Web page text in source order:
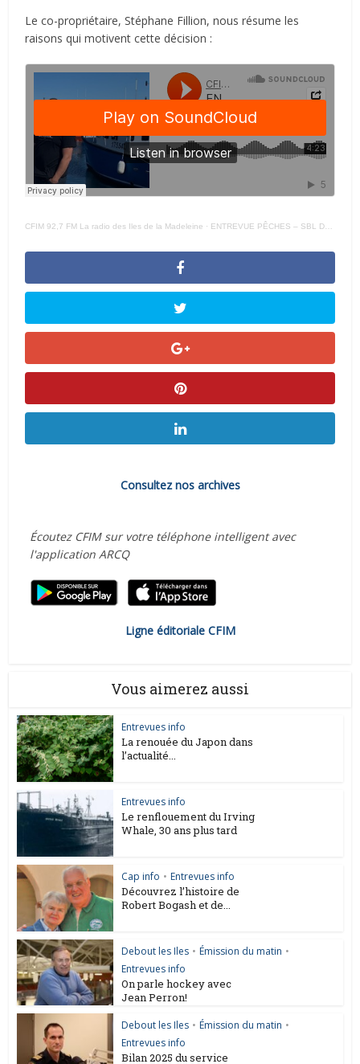
Le co-propriétaire, Stéphane Fillion, nous résume les
raisons qui motivent cette décision :
CFIM 92,7 FM La radio des Iles de la Madeleine · ENTREVUE PÊCHES – SBL DÉMÉNAGE STÉPHANE FILLION 22 – 11 – 21 –
Consultez nos archives
Écoutez CFIM sur votre téléphone intelligent avec
l'application ARCQ
Ligne éditoriale CFIM
Vous aimerez aussi
Entrevues info
La renouée du Japon dans
l’actualité...
Entrevues info
Le renflouement du Irving
Whale, 30 ans plus tard
Cap info • Entrevues info
Découvrez l’histoire de
Robert Bogash et de...
Debout les Iles • Émission du matin •
Entrevues info
On parle hockey avec
Jean Perron!
Debout les Iles • Émission du matin •
Entrevues info
Bilan 2025 du service